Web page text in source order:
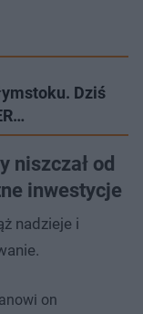
Dziś
niszczał od
inwestycje
nadzieje i
on